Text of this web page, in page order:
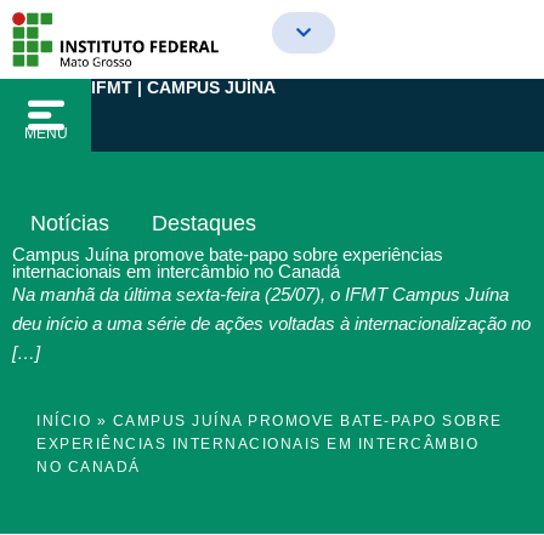
para
conteúdo
MENU
IFMT | CAMPUS JUÍNA
Notícias Destaques
Campus Juína promove bate-papo sobre experiências
internacionais em intercâmbio no Canadá
Na manhã da última sexta-feira (25/07), o IFMT Campus Juína
deu início a uma série de ações voltadas à internacionalização no
[…]
INÍCIO » CAMPUS JUÍNA PROMOVE BATE-PAPO SOBRE
EXPERIÊNCIAS INTERNACIONAIS EM INTERCÂMBIO
NO CANADÁ